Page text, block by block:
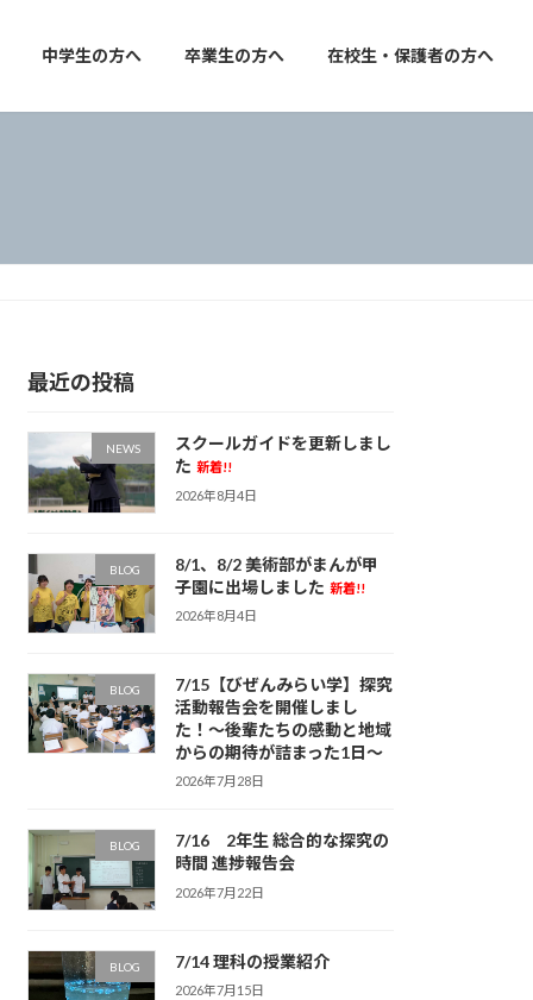
中学生の方へ 卒業生の方へ 在校生・保護者の方へ
最近の投稿
NEWS
スクールガイドを更新しまし
た 新着!!
2026年8月4日
BLOG
8/1、8/2 美術部がまんが甲
子園に出場しました 新着!!
2026年8月4日
BLOG
7/15【びぜんみらい学】探究
活動報告会を開催しまし
た！〜後輩たちの感動と地域
からの期待が詰まった1日〜
2026年7月28日
BLOG
7/16 2年生 総合的な探究の
時間 進捗報告会
2026年7月22日
BLOG 7/14 理科の授業紹介
2026年7月15日